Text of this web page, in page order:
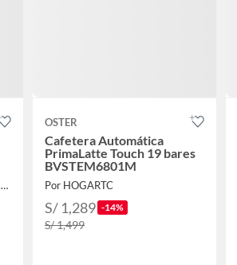
Por INVERSIONES KARELYS E.I.R.L
OSTER
Cafetera Automática
PrimaLatte Touch 19 bares
BVSTEM6801M
Por HOGARTC
S/ 1,289 -14%
S/ 1,499